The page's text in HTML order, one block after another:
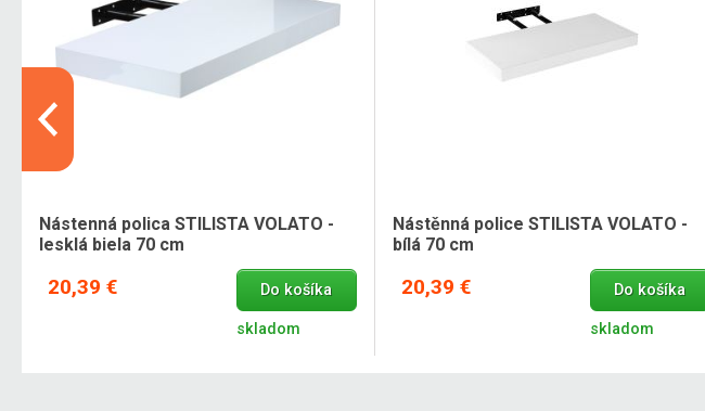
Nástenná polica STILISTA VOLATO -
lesklá biela 70 cm
20,39 € Do košíka
skladom
Nástěnná police STILISTA VOLATO -
bílá 70 cm
20,39 € Do košíka
skladom